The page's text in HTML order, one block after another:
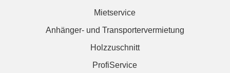
Mietservice
Anhänger- und Transportervermietung
Holzzuschnitt
ProfiService